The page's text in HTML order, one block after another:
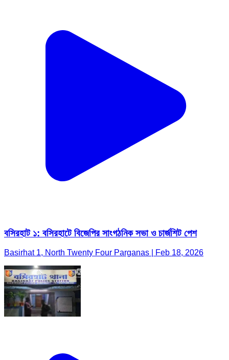
বসিরহাট ১: বসিরহাটে বিজেপির সাংগঠনিক সভা ও চার্জশিট পেশ
Basirhat 1, North Twenty Four Parganas | Feb 18, 2026